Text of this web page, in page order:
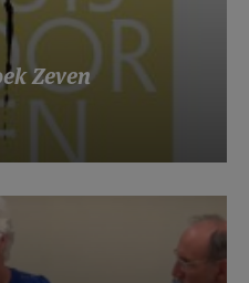
Zeven